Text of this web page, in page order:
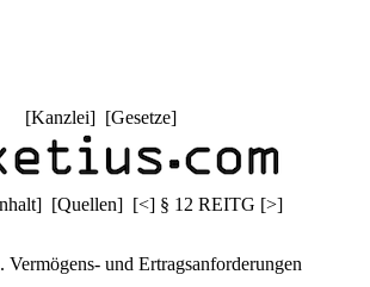
[Kanzlei] [Gesetze]
] [Quellen] [<] § 12 REITG [>]
und Ertragsanforderungen